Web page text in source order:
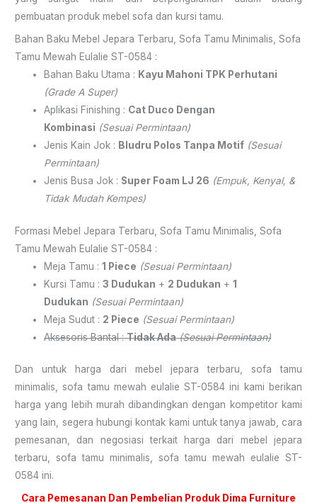
pembuatan produk mebel sofa dan kursi tamu.
Bahan Baku Mebel Jepara Terbaru, Sofa Tamu Minimalis, Sofa
Tamu Mewah Eulalie ST-0584 :
Bahan Baku Utama : Kayu Mahoni TPK Perhutani
(Grade A Super)
Aplikasi Finishing : Cat Duco Dengan
Kombinasi (Sesuai Permintaan)
Jenis Kain Jok : Bludru Polos Tanpa Motif (Sesuai
Permintaan)
Jenis Busa Jok : Super Foam LJ 26 (Empuk, Kenyal, &
Tidak Mudah Kempes)
Formasi Mebel Jepara Terbaru, Sofa Tamu Minimalis, Sofa
Tamu Mewah Eulalie ST-0584 :
Meja Tamu :1 Piece (Sesuai Permintaan)
Kursi Tamu :3 Dudukan + 2 Dudukan +1
Dudukan (Sesuai Permintaan)
Meja Sudut : 2 Piece (Sesuai Permintaan)
Aksesoris Bantal :Tidak Ada (Sesuai Permintaan)
Dan untuk harga dari mebel jepara terbaru, sofa tamu
minimalis, sofa tamu mewah eulalie ST-0584 ini kami berikan
harga yang lebih murah dibandingkan dengan kompetitor kami
yang lain, segera hubungi kontak kami untuk tanya jawab, cara
pemesanan, dan negosiasi terkait harga dari mebel jepara
terbaru, sofa tamu minimalis, sofa tamu mewah eulalie ST-
0584 ini.
Cara Pemesanan Dan Pembelian Produk Dima Furniture